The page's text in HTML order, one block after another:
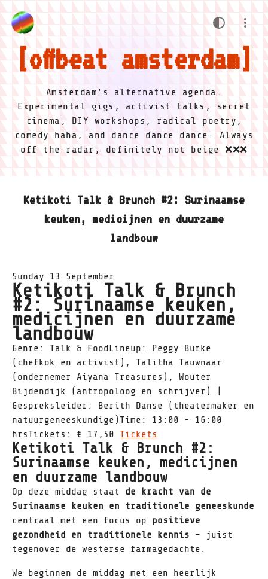
offbeat amsterdam
Amsterdam's alternative agenda.
Experimental gigs, activist talks, secret
cinema, DIY workshops, radical poetry,
comedy haha, and dance dance dance. Always
off the radar, definitely not beige ❌❌❌
Ketikoti Talk & Brunch #2: Surinaamse
keuken, medicijnen en duurzame
landbouw
Sunday 13 September
Ketikoti Talk & Brunch
#2: Surinaamse keuken,
medicijnen en duurzame
landbouw
Genre: Talk & FoodLineup: Peggy Burke
(chefkok en activist), Talitha Tauwnaar
(ondernemer Aiyana Treasures), Wouter
Bijdendijk (antropoloog en schrijver) |
Gespreksleider: Berith Danse (theatermaker en
natuurgeneeskundige)Time: 13:00 - 16:00
hrsTickets: € 17,50 Tickets
Ketikoti Talk & Brunch #2:
Surinaamse keuken, medicijnen
en duurzame landbouw
Op deze middag staat de kracht van de
Surinaamse keuken en traditionele geneeskunde
centraal met een focus op positieve
gezondheid en traditionele kennis – juist
tegenover de westerse farmagedachte.
We beginnen de middag met een heerlijk